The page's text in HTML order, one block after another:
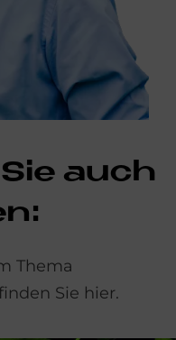
auch
Thema
Sie hier.